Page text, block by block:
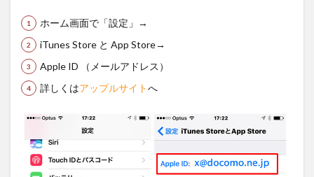
方法
3
する
とキ
ャリ
ール
け取
れな
い
ホーム画面で「設定」→
iTunes Store と App Store→
Apple ID （メールアドレス）
詳しくはアップルサイトへ